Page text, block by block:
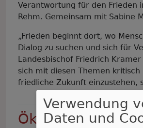
Verantwortung für den Frieden
Rehm. Gemeinsam mit Sabine
„Frieden beginnt dort, wo
Dialog zu suchen und sich für
Landesbischof Friedrich
sich mit diesen Themen
friedliche Zukunft einzustehen,
Ökumenische
Verwendung
Daten und